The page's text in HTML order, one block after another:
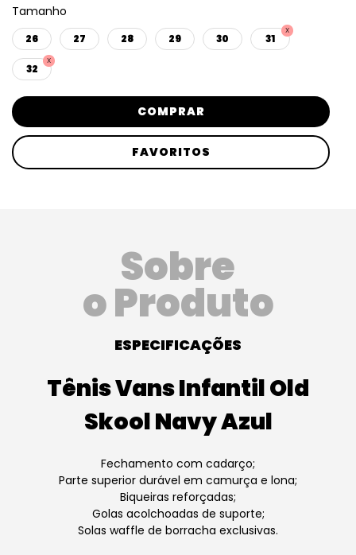
Tamanho
26 27 28 29 30 31
32
COMPRAR
FAVORITOS
Sobre
o Produto
ESPECIFICAÇÕES
Tênis Vans Infantil Old
Skool Navy Azul
Fechamento com cadarço;
Parte superior durável em camurça e lona;
Biqueiras reforçadas;
Golas acolchoadas de suporte;
Solas waffle de borracha exclusivas.